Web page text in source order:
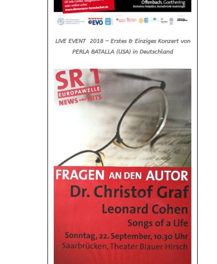
LIVE EVENT 2018 – Erstes & Einziges Konzert von
PERLA BATALLA (USA) in Deutschland